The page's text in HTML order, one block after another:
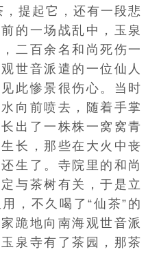
，提起它，还有一段悲
的一场战乱中，玉泉
二百余名和尚死伤一
世音派遣的一位仙人
此惨景很伤心。当时
向前喷去，随着手掌
出了一株株一窝窝青
长，那些在大火中丧
生了。寺院里的和尚
与茶树有关，于是立
，不久喝了“仙茶”的
跪地向南海观世音派
泉寺有了茶园，那茶